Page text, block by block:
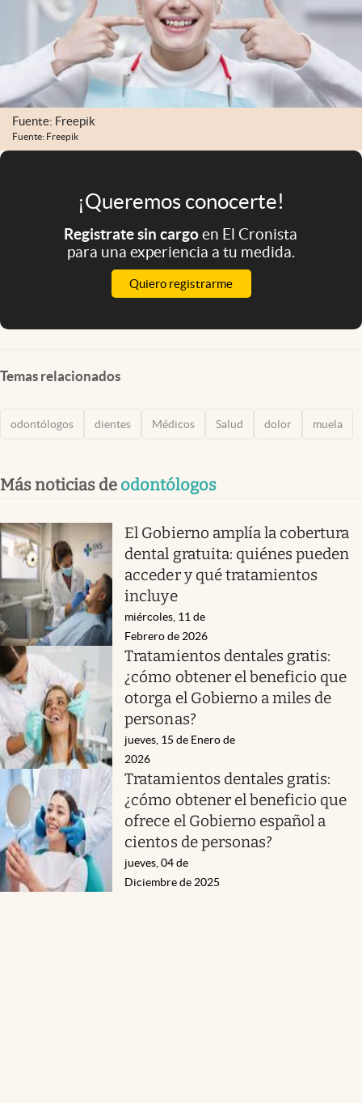
abre en nueva pestaña
Argentina
Fuente: Freepik
Fuente: Freepik
¡Queremos conocerte!
Registrate sin cargoen El Cronista
para una experiencia a tu medida.
Quiero registrarme
Temas relacionados
odontólogos dientes Médicos Salud dolor muela
Más noticias de odontólogos
El Gobierno amplía la cobertura
dental gratuita: quiénes pueden
acceder y qué tratamientos
incluye
miércoles, 11 de
Febrero de 2026
Tratamientos dentales gratis:
¿cómo obtener el beneficio que
otorga el Gobierno a miles de
personas?
jueves, 15 de Enero de
2026
Tratamientos dentales gratis:
¿cómo obtener el beneficio que
ofrece el Gobierno español a
cientos de personas?
jueves, 04 de
Diciembre de 2025